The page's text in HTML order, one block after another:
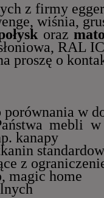
z firmy
wiśnia,
oraz
RAL
proszę o
w
mebli
kanapy
z
magic home